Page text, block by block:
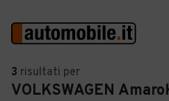
Auto
VENDI
3 risultati per
VOLKSWAGEN